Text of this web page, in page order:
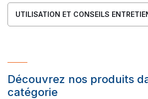
UTILISATION ET CONSEILS
Découvrez nos produits
catégorie